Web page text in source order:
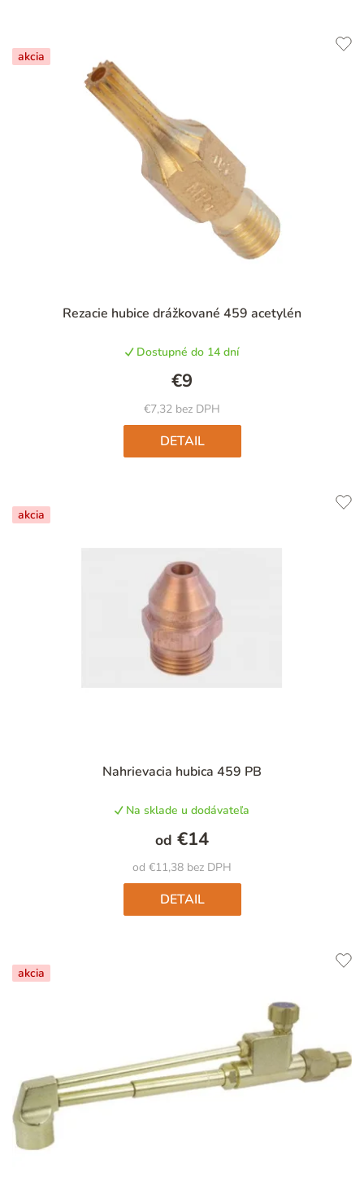
akcia
Rezacie hubice drážkované 459 acetylén
Dostupné do 14 dní
€7,32 bez DPH
€9
DETAIL
akcia
Nahrievacia hubica 459 PB
Na sklade u dodávateľa
od €11,38 bez DPH
od €14
DETAIL
akcia